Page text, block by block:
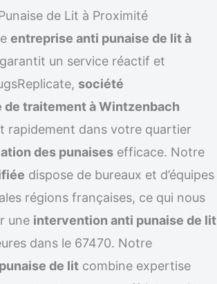
de Lit à Proximité
entreprise anti punaise de lit à
un service réactif et
société
traitement à Wintzenbach
rapidement dans votre quartier
des punaises efficace. Notre
dispose de bureaux et d’équipes
régions françaises, ce qui nous
une intervention anti punaise de lit
dans le 67470. Notre
de lit combine expertise